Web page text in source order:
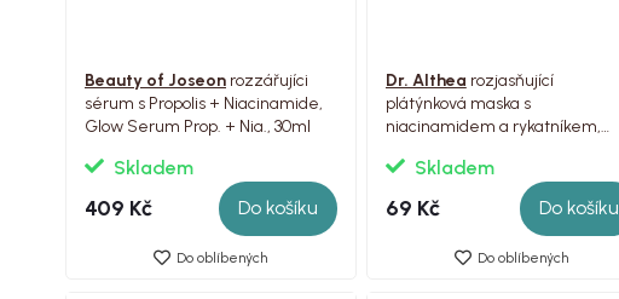
Beauty of Joseon rozzářujíci
sérum s Propolis + Niacinamide,
Glow Serum Prop. + Nia., 30ml
Skladem
409 Kč Do košíku
Do oblíbených
Dr. Althea rozjasňující
plátýnková maska s
niacinamidem a rykatníkem,
Skladem
69 Kč Do košíku
Do oblíbených